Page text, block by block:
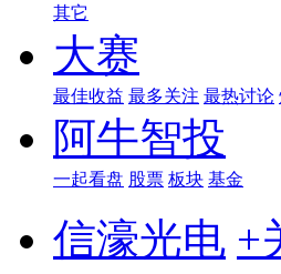
其它
大赛
最佳收益 最多关注 最热讨论
阿牛智投
一起看盘 股票 板块 基金
信濠光电 +